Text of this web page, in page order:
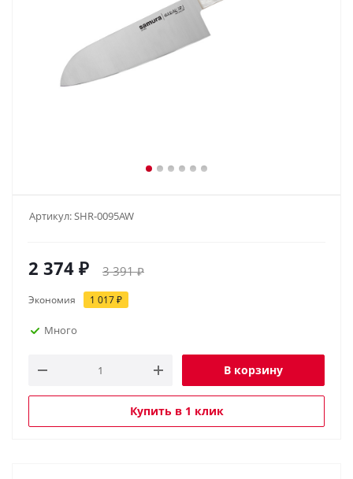
Артикул:SHR-0095AW
2 374 ₽ 3 391₽
Экономия 1 017₽
Много
В корзину
Купить в 1 клик